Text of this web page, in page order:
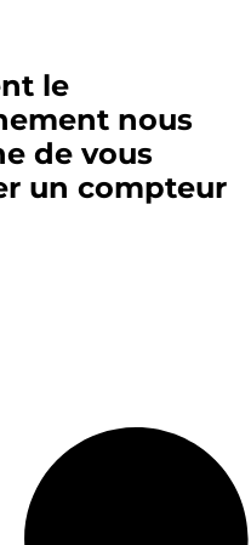
le
nous
de vous
un compteur